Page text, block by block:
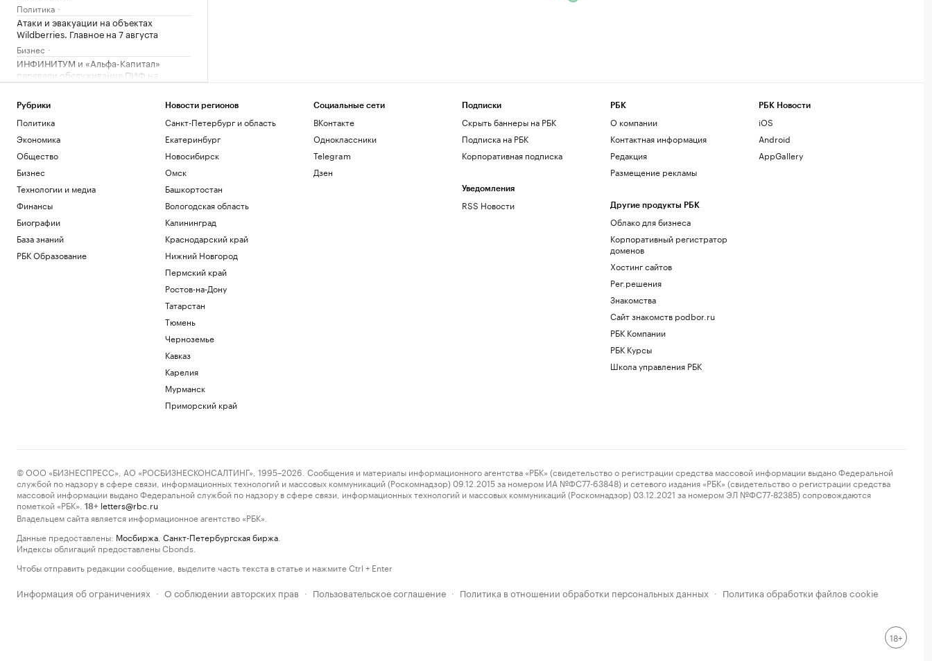
Политика
Атаки и эвакуации на объектах
Wildberries. Главное на 7 августа
Бизнес
ИНФИНИТУМ и «Альфа-Капитал»
перевели обслуживание ПИФ на
цифровую модель
Компании
лучше и хуже остальных защищены от
угона
РАДИО
Авто
Глава МИД Польши призвал обсудить
вопрос перехвата ракет над Украиной
Политика
В Мексике и Аргентине поддержали
Инфантино после идеи о продаже доли
ЧМ
Рубрики
Политика
Экономика
Общество
Бизнес
Технологии и медиа
Финансы
Биографии
База знаний
РБК Образование
Новости регионов
Санкт-Петербург и область
Екатеринбург
Новосибирск
Омск
Башкортостан
Вологодская область
Калининград
Краснодарский край
Нижний Новгород
Пермский край
Ростов-на-Дону
Татарстан
Тюмень
Черноземье
Кавказ
Карелия
Мурманск
Приморский край
Социальные сети
ВКонтакте
Одноклассники
Telegram
Дзен
Подписки
Скрыть баннеры на РБК
Подписка на РБК
Корпоративная подписка
Уведомления
RSS Новости
РБК
О компании
Контактная информация
Редакция
Размещение рекламы
Другие продукты РБК
Облако для бизнеса
Корпоративный регистратор
доменов
Хостинг сайтов
Рег.решения
Знакомства
Сайт знакомств podbor.ru
РБК Компании
РБК Курсы
Школа управления РБК
РБК Новости
iOS
Android
AppGallery
© ООО «БИЗНЕСПРЕСС», АО «РОСБИЗНЕСКОНСАЛТИНГ», 1995–2026. Сообщения и материалы информационного агентства «РБК» (свидетельство о регистрации средства массовой информации выдано Федеральной
службой по надзору в сфере связи, информационных технологий и массовых коммуникаций (Роскомнадзор) 09.12.2015 за номером ИА №ФС77-63848) и сетевого издания «РБК» (свидетельство о регистрации средства
массовой информации выдано Федеральной службой по надзору в сфере связи, информационных технологий и массовых коммуникаций (Роскомнадзор) 03.12.2021 за номером ЭЛ №ФС77-82385) сопровождаются
пометкой «РБК».
18+ letters@rbc.ru
Владельцем сайта является информационное агентство «РБК».
Данные предоставлены: Мосбиржа Санкт-Петербургская биржа
Индексы облигаций предоставлены Cbonds.
Чтобы отправить редакции сообщение, выделите часть текста в статье и нажмите Ctrl + Enter
Информация об ограничениях · О соблюдении авторских прав · Пользовательское соглашение · Политика в отношении обработки персональных данных · Политика обработки файлов cookie
18+